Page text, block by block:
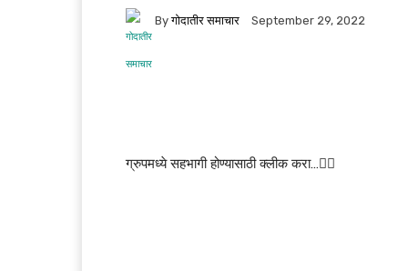
By गोदातीर समाचार September 29, 2022
ग्रुपमध्ये सहभागी होण्यासाठी क्लीक करा…👆🏻